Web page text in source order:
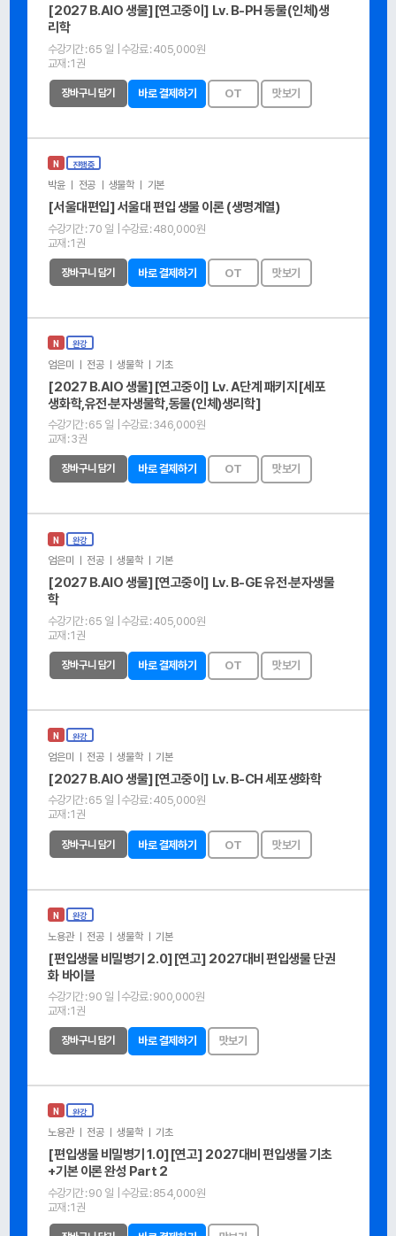
[2027 B.AIO 생물][연고중이] Lv. B-PH 동물(인체)생
리학
수강기간 :65 일 | 수강료 :405,000원
교재 :1권
장바구니 담기 바로 결제하기 OT 맛보기
N 진행중
박윤 ㅣ 전공 ㅣ 생물학 ㅣ 기본
[서울대편입] 서울대 편입 생물 이론 (생명계열)
수강기간 :70 일 | 수강료 :480,000원
교재 :1권
장바구니 담기 바로 결제하기 OT 맛보기
N 완강
엄은미 ㅣ 전공 ㅣ 생물학 ㅣ 기초
[2027 B.AIO 생물][연고중이] Lv. A단계 패키지[세포
생화학,유전·분자생물학,동물(인체)생리학]
수강기간 :65 일 | 수강료 :346,000원
교재 :3권
장바구니 담기 바로 결제하기 OT 맛보기
N 완강
엄은미 ㅣ 전공 ㅣ 생물학 ㅣ 기본
[2027 B.AIO 생물][연고중이] Lv. B-GE 유전·분자생물
학
수강기간 :65 일 | 수강료 :405,000원
교재 :1권
장바구니 담기 바로 결제하기 OT 맛보기
N 완강
엄은미 ㅣ 전공 ㅣ 생물학 ㅣ 기본
[2027 B.AIO 생물][연고중이] Lv. B-CH 세포생화학
수강기간 :65 일 | 수강료 :405,000원
교재 :1권
장바구니 담기 바로 결제하기 OT 맛보기
N 완강
노용관 ㅣ 전공 ㅣ 생물학 ㅣ 기본
[편입생물 비밀병기 2.0][연고] 2027대비 편입생물 단권
화 바이블
수강기간 :90 일 | 수강료 :900,000원
교재 :1권
장바구니 담기 바로 결제하기 맛보기
N 완강
노용관 ㅣ 전공 ㅣ 생물학 ㅣ 기초
[편입생물 비밀병기 1.0][연고] 2027대비 편입생물 기초
+기본 이론 완성 Part 2
수강기간 :90 일 | 수강료 :854,000원
교재 :1권